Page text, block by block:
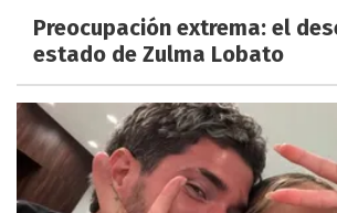
Preocupación extrema: el
estado de Zulma Lobato